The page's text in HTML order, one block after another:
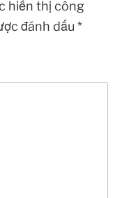
hiển thị công
đánh dấu *